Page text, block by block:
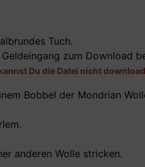
Tuch.
zum Download
Du die Datei nicht
Bobbel der Mondrian
anderen Wolle stricken.